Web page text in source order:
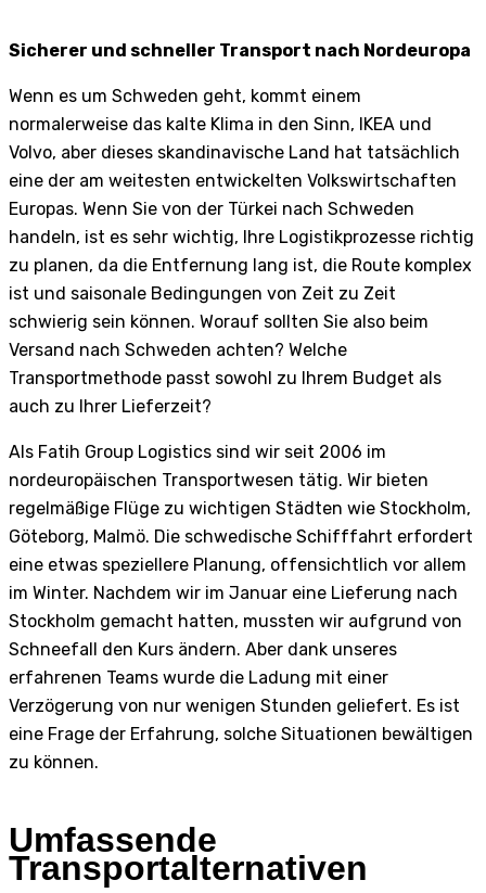
Sicherer und schneller Transport nach Nordeuropa
Wenn es um Schweden geht, kommt einem
normalerweise das kalte Klima in den Sinn, IKEA und
Volvo, aber dieses skandinavische Land hat tatsächlich
eine der am weitesten entwickelten Volkswirtschaften
Europas. Wenn Sie von der Türkei nach Schweden
handeln, ist es sehr wichtig, Ihre Logistikprozesse richtig
zu planen, da die Entfernung lang ist, die Route komplex
ist und saisonale Bedingungen von Zeit zu Zeit
schwierig sein können. Worauf sollten Sie also beim
Versand nach Schweden achten? Welche
Transportmethode passt sowohl zu Ihrem Budget als
auch zu Ihrer Lieferzeit?
Als Fatih Group Logistics sind wir seit 2006 im
nordeuropäischen Transportwesen tätig. Wir bieten
regelmäßige Flüge zu wichtigen Städten wie Stockholm,
Göteborg, Malmö. Die schwedische Schifffahrt erfordert
eine etwas speziellere Planung, offensichtlich vor allem
im Winter. Nachdem wir im Januar eine Lieferung nach
Stockholm gemacht hatten, mussten wir aufgrund von
Schneefall den Kurs ändern. Aber dank unseres
erfahrenen Teams wurde die Ladung mit einer
Verzögerung von nur wenigen Stunden geliefert. Es ist
eine Frage der Erfahrung, solche Situationen bewältigen
zu können.
Umfassende
Transportalternativen